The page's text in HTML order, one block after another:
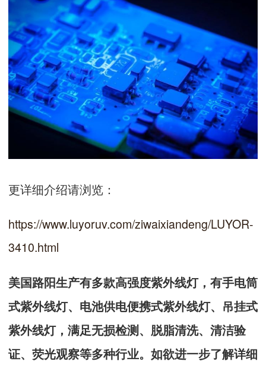
更详细介绍请浏览：
https://www.luyoruv.com/ziwaixiandeng/LUYOR-
3410.html
美国路阳生产有多款高强度紫外线灯，有手电筒
式紫外线灯、电池供电便携式紫外线灯、吊挂式
紫外线灯，满足无损检测、脱脂清洗、清洁验
证、荧光观察等多种行业。如欲进一步了解详细